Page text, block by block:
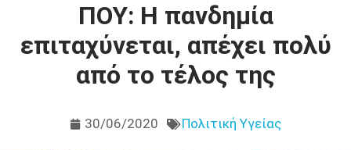
ΠΟΥ: Η πανδημία
επιταχύνεται, απέχει πολύ
από το τέλος της
30/06/2020 Πολιτική Υγείας